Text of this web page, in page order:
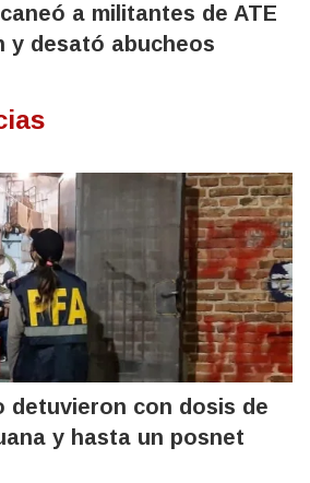
a militantes de ATE
y desató abucheos
detuvieron con dosis de
y hasta un posnet